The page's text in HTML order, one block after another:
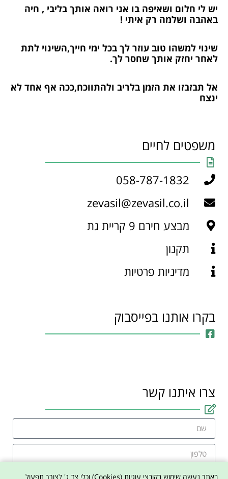
יש לי חלום ושאיפה בו אני רואה אותך בליבי , חיה
באהבה ושלמה רק איתי !
שינוי למשהו טוב עוזר לך בכל ימי חייך,השינוי לתת
לאחר יחזק אותך שחסר לך.
אל תבזבזו את הזמן בלריב ולהתווכח,ככה אף אחד לא
ינצח
משפטים לחיים
058-787-1832
zevasil@zevasil.co.il
מבצע חירם 9 קריית גת
תקנון
מדיניות פרטיות
בקרו אותנו בפייסבוק
צרו איתנו קשר
באתר נעשה שימוש בקובצי עוגיות (Cookies) וכלי צד ג' לצורך תפעול